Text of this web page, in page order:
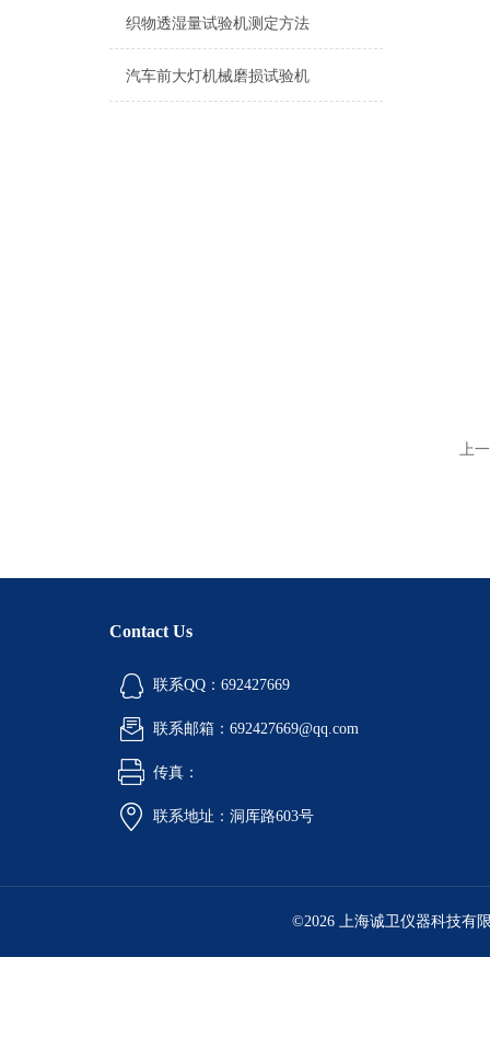
织物透湿量试验机测定方法
汽车前大灯机械磨损试验机
上
Contact Us
联系QQ：692427669
联系邮箱：692427669@qq.com
传真：
联系地址：洞厍路603号
©2026 上海诚卫仪器科技有